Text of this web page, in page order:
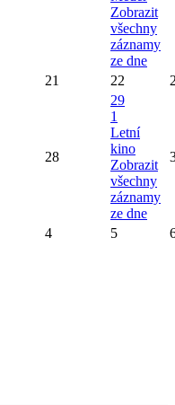
Zobrazit
všechny
záznamy
ze dne
21 22
28
29
1
Letní
kino
Zobrazit
všechny
záznamy
ze dne
4 5